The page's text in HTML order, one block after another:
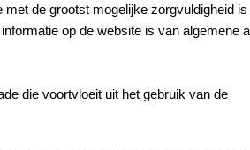
de grootst mogelijke zorgvuldigheid is
op de website is van algemene
die voortvloeit uit het gebruik van de